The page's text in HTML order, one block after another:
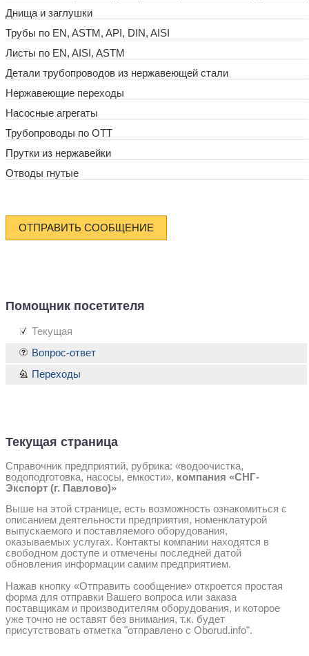
Днища и заглушки
Трубы по EN, ASTM, API, DIN, AISI
Листы по EN, AISI, ASTM
Детали трубопроводов из нержавеющей стали
Нержавеющие переходы
Насосные агрегаты
Трубопроводы по ОТТ
Прутки из нержавейки
Отводы гнутые
ОТПРАВИТЬ СООБЩЕНИЕ
Помощник посетителя
Текущая
Текущая страница
Справочник предприятий, рубрика: «водоочистка,
водоподготовка, насосы, емкости», компания «СНГ-
Экспорт (г. Павлово)»
Выше на этой странице, есть возможность ознакомиться с
описанием деятельности предприятия, номенклатурой
выпускаемого и поставляемого оборудования,
оказываемых услугах. Контакты компании находятся в
свободном доступе и отмечены последней датой
обновления информации самим предприятием.
Нажав кнопку «Отправить сообщение» откроется простая
форма для отправки Вашего вопроса или заказа
поставщикам и производителям оборудования, и которое
уже точно не оставят без внимания, т.к. будет
присутствовать отметка "отправлено с Oborud.info".
Вопрос-ответ
Переходы